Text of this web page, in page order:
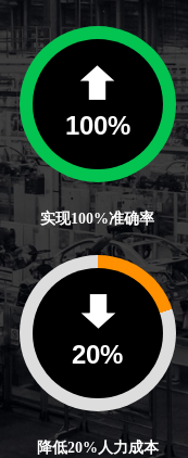
100%
实现100%准确率
20%
降低20%人力成本